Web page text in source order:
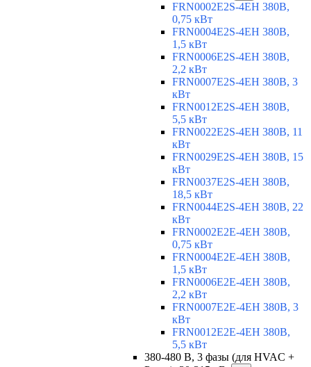
FRN0002E2S-4EH 380В,
0,75 кВт
FRN0004E2S-4EH 380В,
1,5 кВт
FRN0006E2S-4EH 380В,
2,2 кВт
FRN0007E2S-4EH 380В, 3
кВт
FRN0012E2S-4EH 380В,
5,5 кВт
FRN0022E2S-4EH 380В, 11
кВт
FRN0029E2S-4EH 380В, 15
кВт
FRN0037E2S-4EH 380В,
18,5 кВт
FRN0044E2S-4EH 380В, 22
кВт
FRN0002E2E-4EH 380В,
0,75 кВт
FRN0004E2E-4EH 380В,
1,5 кВт
FRN0006E2E-4EH 380В,
2,2 кВт
FRN0007E2E-4EH 380В, 3
кВт
FRN0012E2E-4EH 380В,
5,5 кВт
380-480 В, 3 фазы (для HVAC +